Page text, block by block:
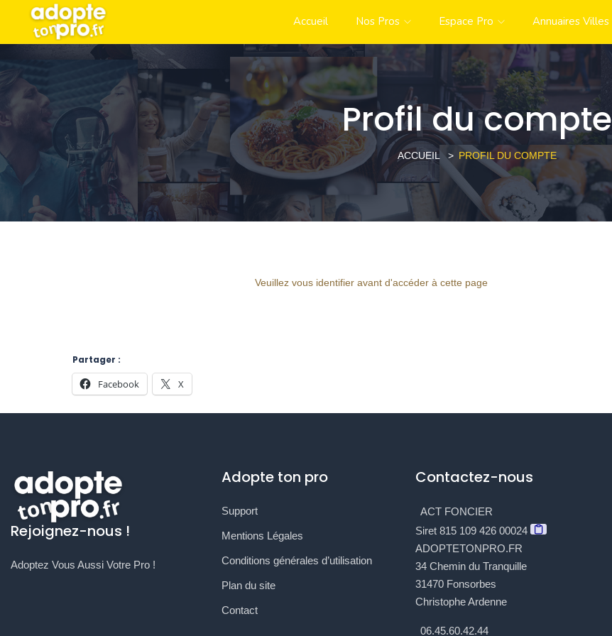
Accueil Nos Pros Espace Pro Annuaires Villes
Profil du compte
ACCUEIL PROFIL DU COMPTE
Veuillez vous identifier avant d'accéder à cette page
Partager :
Facebook X
Rejoignez-nous !
Adoptez Vous Aussi Votre Pro !
Adopte ton pro
Support
Mentions Légales
Conditions générales d’utilisation
Plan du site
Contact
Contactez-nous
ACT FONCIER
Siret 815 109 426 00024
ADOPTETONPRO.FR
34 Chemin du Tranquille
31470 Fonsorbes
Christophe Ardenne
06.45.60.42.44